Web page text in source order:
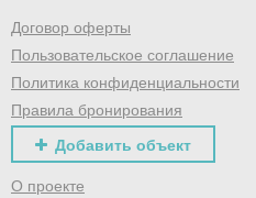
Договор оферты
Пользовательское соглашение
Политика конфиденциальности
Правила бронирования
Добавить объект
О проекте